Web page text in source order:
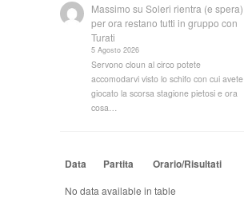
Massimo suSoleri rientra (e spera),
per ora restano tutti in gruppo con
Turati
5 Agosto 2026
Servono cloun al circo potete
accomodarvi visto lo schifo con cui avete
giocato la scorsa stagione pietosi e ora
cosa…
Data Partita Orario/Risultati
No data available in table